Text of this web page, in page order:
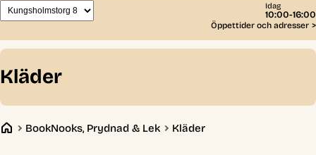
Idag
10:00-16:00
Öppettider och adresser >
C
o
l
Kläder
BookNooks, Prydnad & Lek Kläder